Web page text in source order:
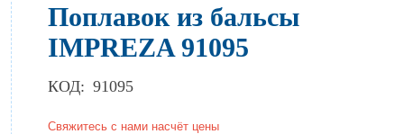
Поплавок из бальсы
IMPREZA 91095
КОД: 91095
Свяжитесь с нами насчёт цены